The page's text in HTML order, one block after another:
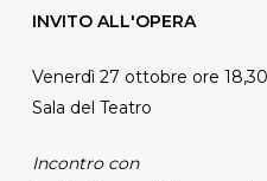
INVITO ALL'OPERA
Venerdì 27 ottobre ore 18,30
Sala del Teatro
Incontro con